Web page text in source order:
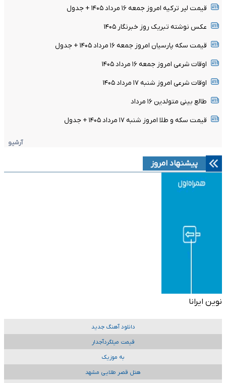
قیمت لیر ترکیه امروز جمعه ۱۶ مرداد ۱۴۰۵ + جدول
عکس نوشته تبریک روز خبرنگار ۱۴۰۵
قیمت سکه پارسیان امروز جمعه ۱۶ مرداد ۱۴۰۵ + جدول
اوقات شرعی امروز جمعه ۱۶ مرداد ۱۴۰۵
اوقات شرعی امروز شنبه ۱۷ مرداد ۱۴۰۵
طالع بینی متولدین ۱۶ مرداد
قیمت سکه و طلا امروز شنبه ۱۷ مرداد ۱۴۰۵ + جدول
آرشیو
پیشنهاد امروز
نوین ایرانا
دانلود آهنگ جدید
قیمت میلگردآجدار
به موزیک
هتل قصر طلایی مشهد